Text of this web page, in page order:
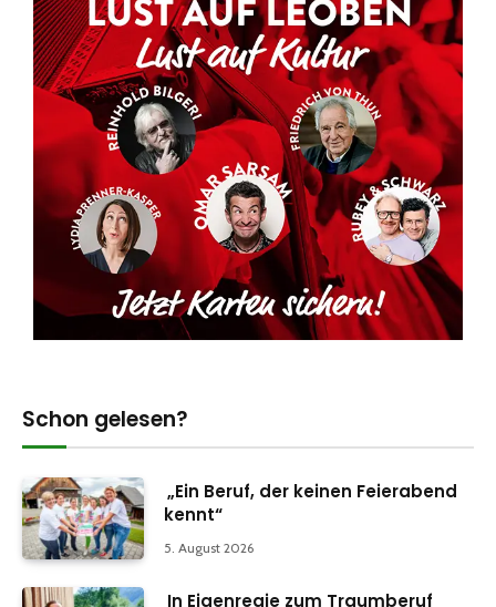
Schon gelesen?
„Ein Beruf, der keinen Feierabend
kennt“
5. August 2026
In Eigenregie zum Traumberuf